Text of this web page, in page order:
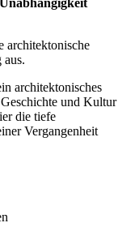
architektonische
aus.
architektonisches
und Kultur
die tiefe
Vergangenheit